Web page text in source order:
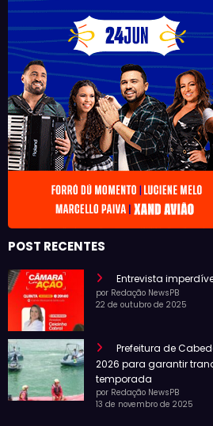
POST RECENTES
Entrevista
por Redação NewsPB
22 de outubro de 2025
Prefeitura de
2026 para garantir
temporada
por Redação NewsPB
13 de novembro de 2025